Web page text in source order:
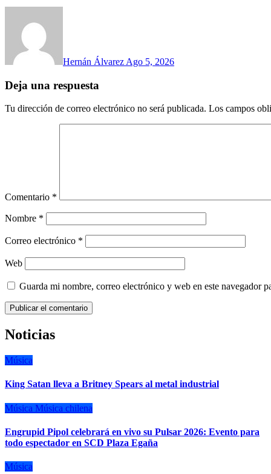
Hernán Álvarez Ago 5, 2026
Deja una respuesta
Tu dirección de correo electrónico no será publicada. Los campos
Comentario *
Nombre *
Correo electrónico *
Web
Guarda mi nombre, correo electrónico y web en este navegador
Noticias
Música
King Satan lleva a Britney Spears al metal industrial
Música Música chilena
Engrupid Pipol celebrará en vivo su Pulsar 2026: Evento para
todo espectador en SCD Plaza Egaña
Música